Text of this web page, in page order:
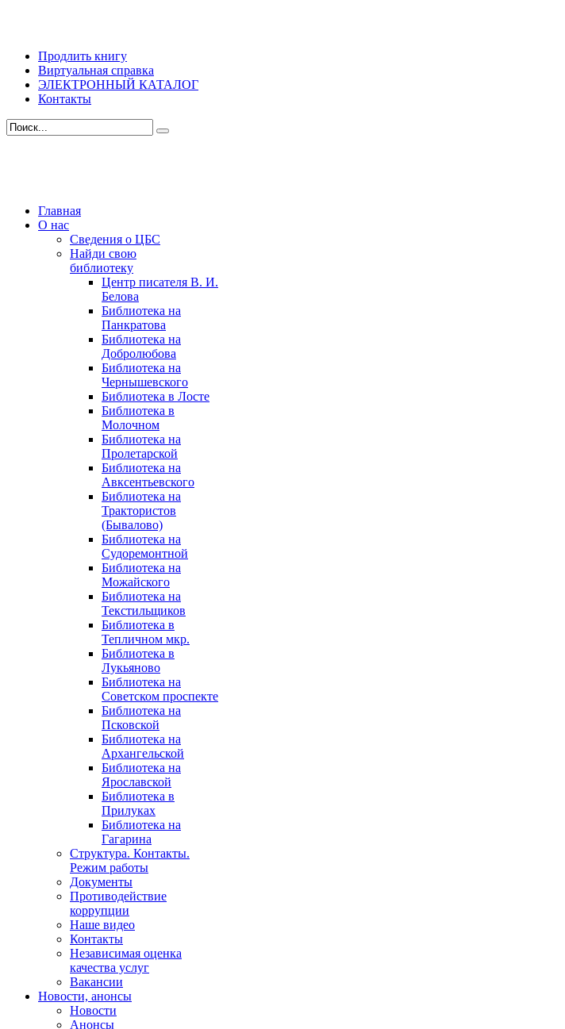
Продлить книгу
Виртуальная справка
ЭЛЕКТРОННЫЙ КАТАЛОГ
Контакты
Главная
О нас
Сведения о ЦБС
Найди свою
библиотеку
Центр писателя В. И.
Белова
Библиотека на
Панкратова
Библиотека на
Добролюбова
Библиотека на
Чернышевского
Библиотека в Лосте
Библиотека в
Молочном
Библиотека на
Пролетарской
Библиотека на
Авксентьевского
Библиотека на
Трактористов
(Бывалово)
Библиотека на
Судоремонтной
Библиотека на
Можайского
Библиотека на
Текстильщиков
Библиотека в
Тепличном мкр.
Библиотека в
Лукьяново
Библиотека на
Советском проспекте
Библиотека на
Псковской
Библиотека на
Архангельской
Библиотека на
Ярославской
Библиотека в
Прилуках
Библиотека на
Гагарина
Структура. Контакты.
Режим работы
Документы
Противодействие
коррупции
Наше видео
Контакты
Независимая оценка
качества услуг
Вакансии
Новости, анонсы
Новости
Анонсы